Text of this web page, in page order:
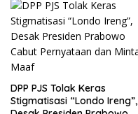
DPP PJS Tolak Keras
Stigmatisasi “Londo Ireng”,